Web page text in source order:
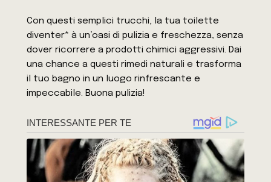
Con questi semplici trucchi, la tua toilette
diventer* à un’oasi di pulizia e freschezza, senza
dover ricorrere a prodotti chimici aggressivi. Dai
una chance a questi rimedi naturali e trasforma
il tuo bagno in un luogo rinfrescante e
impeccabile. Buona pulizia!